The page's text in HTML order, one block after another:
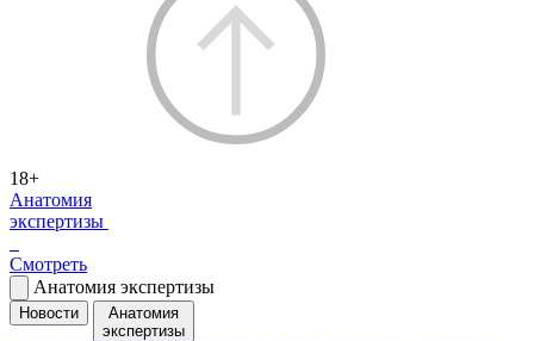
18+
Анатомия
экспертизы
Смотреть
Анатомия экспертизы
Новости
Анатомия
экспертизы